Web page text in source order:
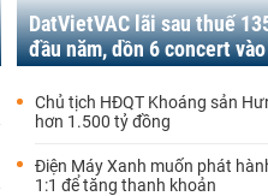
DatVietVAC lãi sau thuế
đầu năm, dồn 6 concert
Chủ tịch HĐQT Khoáng sản
hơn 1.500 tỷ đồng
Điện Máy Xanh muốn phát
1:1 để tăng thanh khoản